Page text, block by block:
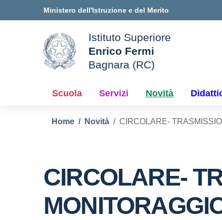
Ministero dell'Istruzione e del Merito
della scuola
Istituto Superiore
Enrico Fermi
Bagnara (RC)
Scuola Servizi Novità
Home Novità CIRCOLARE-
CIRCOLARE-